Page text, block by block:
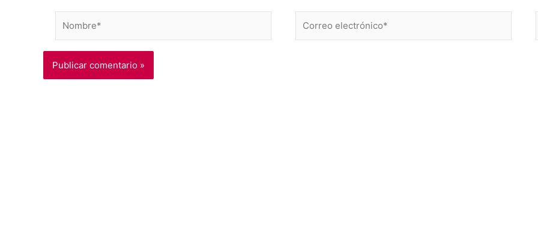
electrónico*